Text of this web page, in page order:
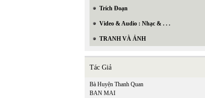
Trích Đoạn
Video & Audio : Nhạc & . . .
TRANH VÀ ẢNH
Tác Giả
Bà Huyện Thanh Quan
BAN MAI